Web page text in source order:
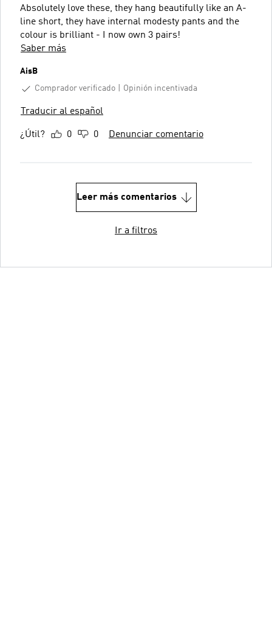
Absolutely love these, they hang beautifully like an A-
line short, they have internal modesty pants and the
colour is brilliant - I now own 3 pairs!
Saber más
AisB
Comprador verificado
Opinión incentivada
Traducir al español
¿Útil? 0 0 Denunciar comentario
Leer más comentarios
Ir a filtros